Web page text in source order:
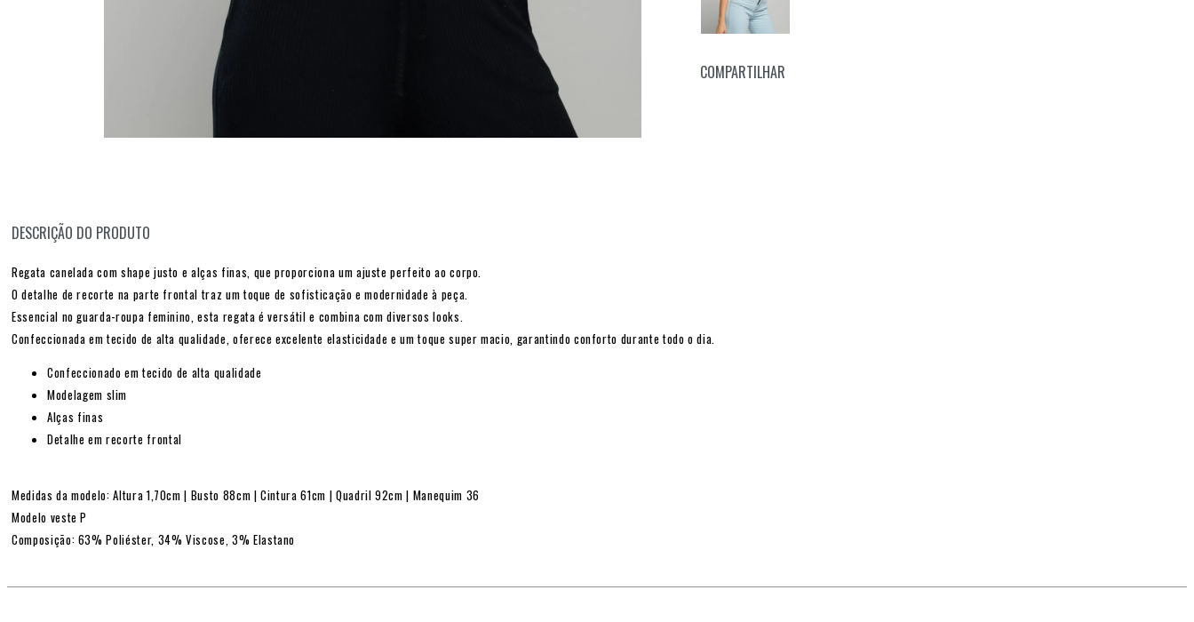
COMPARTILHAR
DESCRIÇÃO DO PRODUTO
Regata canelada com shape justo e alças finas, que proporciona um ajuste perfeito ao corpo.
O detalhe de recorte na parte frontal traz um toque de sofisticação e modernidade à peça.
Essencial no guarda-roupa feminino, esta regata é versátil e combina com diversos looks.
Confeccionada em tecido de alta qualidade, oferece excelente elasticidade e um toque super macio, garantindo conforto durante todo o dia.
Confeccionado em tecido de alta qualidade
Modelagem slim
Alças finas
Detalhe em recorte frontal
Medidas da modelo: Altura 1,70cm | Busto 88cm | Cintura 61cm | Quadril 92cm | Manequim 36
Modelo veste P
Composição: 63% Poliéster, 34% Viscose, 3% Elastano